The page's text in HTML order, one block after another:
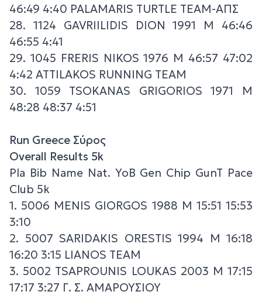
46:49 4:40 PALAMARIS TURTLE TEAM-ΑΠΣ
28. 1124 GAVRIILIDIS DION 1991 M 46:46
46:55 4:41
29. 1045 FRERIS NIKOS 1976 M 46:57 47:02
4:42 ATTILAKOS RUNNING TEAM
30. 1059 TSOKANAS GRIGORIOS 1971 M
48:28 48:37 4:51
Run Greece Σύρος
Overall Results 5k
Pla Bib Name Nat. YoB Gen Chip GunT Pace
Club 5k
1. 5006 MENIS GIORGOS 1988 M 15:51 15:53
3:10
2. 5007 SARIDAKIS ORESTIS 1994 M 16:18
16:20 3:15 LIANOS TEAM
3. 5002 TSAPROUNIS LOUKAS 2003 M 17:15
17:17 3:27 Γ. Σ. ΑΜΑΡΟΥΣΙΟΥ